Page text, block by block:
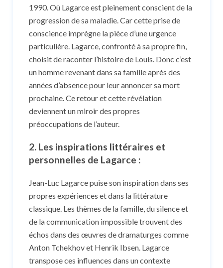
1990. Où Lagarce est pleinement conscient de la
progression de sa maladie. Car cette prise de
conscience imprègne la pièce d’une urgence
particulière. Lagarce, confronté à sa propre fin,
choisit de raconter l’histoire de Louis. Donc c’est
un homme revenant dans sa famille après des
années d’absence pour leur annoncer sa mort
prochaine. Ce retour et cette révélation
deviennent un miroir des propres
préoccupations de l’auteur.
2. Les inspirations littéraires et
personnelles de Lagarce :
Jean-Luc Lagarce puise son inspiration dans ses
propres expériences et dans la littérature
classique. Les thèmes de la famille, du silence et
de la communication impossible trouvent des
échos dans des œuvres de dramaturges comme
Anton Tchekhov et Henrik Ibsen. Lagarce
transpose ces influences dans un contexte